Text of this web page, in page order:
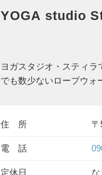
YOGA studio
ヨガスタジオ・スティ
でも数少ないロープウォ
住 所
電 話
定休日